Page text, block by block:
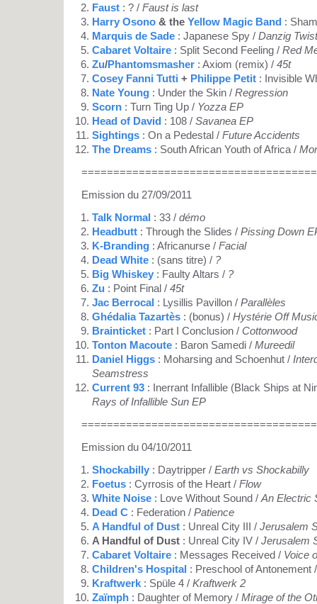
Faust : ? / Faust is last
Harry Osono & the Yellow Magic Band :
Marquis de Sade : Japanese Spy / Danzig Twist
Cabaret Voltaire : Split Second Feeling / Red
Zu/Phantomsmasher : Axiom (remix) / 45t
Cosey Fanni Tutti + Philippe Petit : Invisible
Nate Young : Under the Skin / Regression
Scorn : Turn Ting Up / Yozza EP
Head of David : 108 / Savanea EP
Sightings : On a Pedestal / Future Accidents
The Dreams : South African Youth of Africa /
Emission du 27/09/2011
Talk Normal : 33 / démo
Headbutt : Through the Slides / Pissing Down
K-Branding : Africanurse / Facial
Dead White : (sans titre) / ?
Big Whiskey : Faulty Altars / ?
Zu : Point Final / 45t
Jac Berrocal : Lysillis Pavillon / Parallèles
Ghédalia Tazartès : (bonus) / Hystérie Off
Brainticket : Part I Conclusion / Cottonwood
Tonton Macoute : Baron Samedi / Mureedil
Daniel Higgs : Moharsing and Schoenhut /
Seamstress
Current 93 : Inerrant Infallible (Black Ships at
Rays of Infallible Sun EP
Emission du 04/10/2011
Shockabilly : Daytripper / Earth vs Shockabilly
Foetus : Cyrrosis of the Heart / Flow
White Noise : Love Without Sound / An Electric
Dead C : Federation / Patience
A Handful of Dust : Unreal City III / Jerusalem
A Handful of Dust : Unreal City IV / Jerusalem
Cabaret Voltaire : Messages Received / Voice
Children's Hospital : Preschool of Antonement
Kraftwerk : Spüle 4 / Kraftwerk 2
Zaïmph : Daughter of Memory / Mirage of the